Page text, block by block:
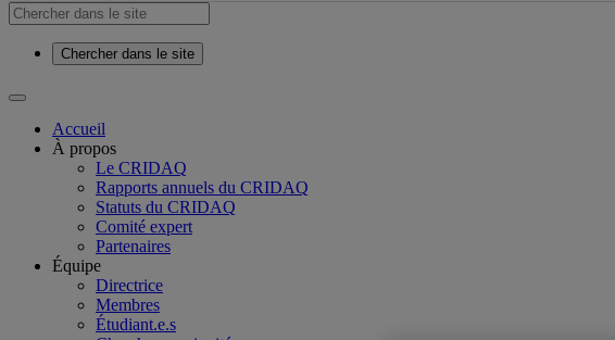
Chercher dans le site
Accueil
À propos
Le CRIDAQ
Rapports annuels du CRIDAQ
Statuts du CRIDAQ
Comité expert
Partenaires
Équipe
Directrice
Membres
Étudiant.e.s